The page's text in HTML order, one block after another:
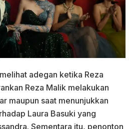
adegan ketika Reza
Reza Malik melakukan
maupun saat menunjukkan
Laura Basuki yang
Sementara itu, penonton